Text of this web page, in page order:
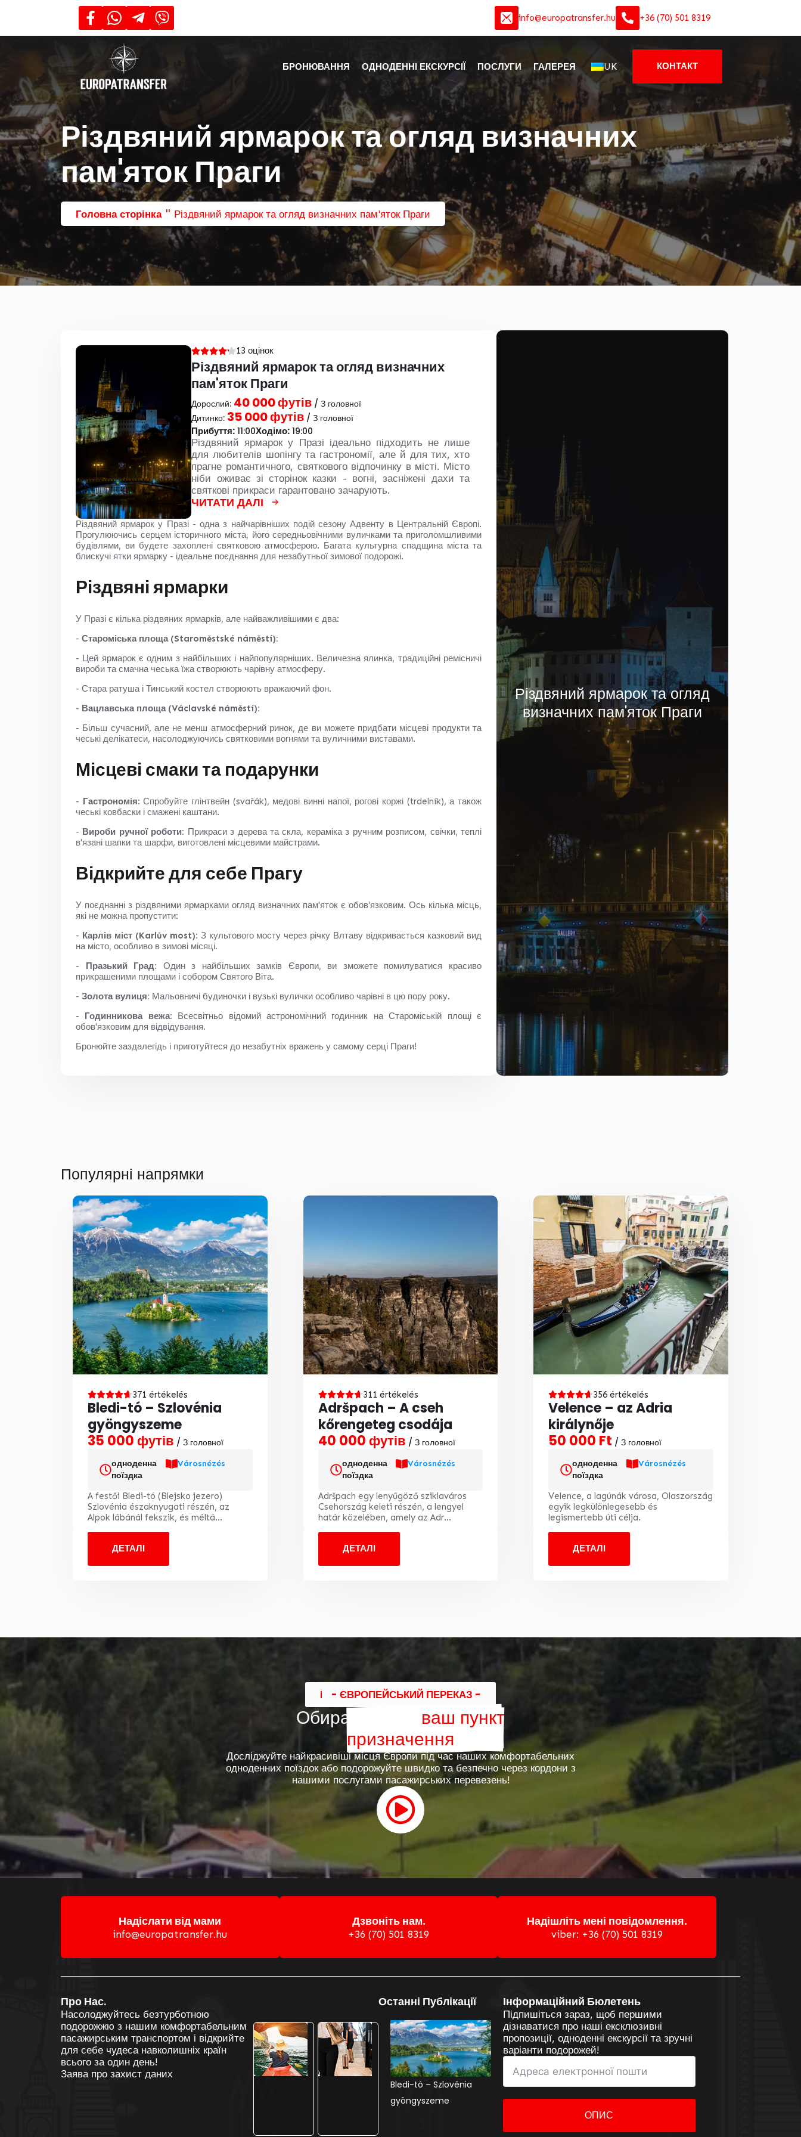
info@europatransfer.hu +36 (70) 501 8319
БРОНЮВАННЯ ОДНОДЕННІ ЕКСКУРСІЇ ПОСЛУГИ ГАЛЕРЕЯ UK КОНТАКТ
Різдвяний ярмарок та огляд визначних
пам'яток Праги
Головна сторінка" Різдвяний ярмарок та огляд визначних пам'яток Праги
13 оцінок
Різдвяний ярмарок та огляд визначних
пам'яток Праги
Дорослий: 40 000 футів / З головної
Дитинко: 35 000 футів / З головної
Прибуття: 11:00Ходімо: 19:00
Різдвяний ярмарок у Празі ідеально підходить не лише
для любителів шопінгу та гастрономії, але й для тих, хто
прагне романтичного, святкового відпочинку в місті. Місто
ніби оживає зі сторінок казки - вогні, засніжені дахи та
святкові прикраси гарантовано зачарують.
ЧИТАТИ ДАЛІ
Різдвяний ярмарок у Празі - одна з найчарівніших подій сезону Адвенту в Центральній Європі.
Прогулюючись серцем історичного міста, його середньовічними вуличками та приголомшливими
будівлями, ви будете захоплені святковою атмосферою. Багата культурна спадщина міста та
блискучі ятки ярмарку - ідеальне поєднання для незабутньої зимової подорожі.
Різдвяні ярмарки
У Празі є кілька різдвяних ярмарків, але найважливішими є два:
- Староміська площа (Staroměstské náměstí):
- Цей ярмарок є одним з найбільших і найпопулярніших. Величезна ялинка, традиційні ремісничі
вироби та смачна чеська їжа створюють чарівну атмосферу.
- Стара ратуша і Тинський костел створюють вражаючий фон.
- Вацлавська площа (Václavské náměstí):
- Більш сучасний, але не менш атмосферний ринок, де ви можете придбати місцеві продукти та
чеські делікатеси, насолоджуючись святковими вогнями та вуличними виставами.
Місцеві смаки та подарунки
- Гастрономія: Спробуйте глінтвейн (svařák), медові винні напої, рогові коржі (trdelník), а також
чеські ковбаски і смажені каштани.
- Вироби ручної роботи: Прикраси з дерева та скла, кераміка з ручним розписом, свічки, теплі
в'язані шапки та шарфи, виготовлені місцевими майстрами.
Відкрийте для себе Прагу
У поєднанні з різдвяними ярмарками огляд визначних пам'яток є обов'язковим. Ось кілька місць,
які не можна пропустити:
- Карлів міст (Karlův most): З культового мосту через річку Влтаву відкривається казковий вид
на місто, особливо в зимові місяці.
- Празький Град: Один з найбільших замків Європи, ви зможете помилуватися красиво
прикрашеними площами і собором Святого Віта.
- Золота вулиця: Мальовничі будиночки і вузькі вулички особливо чарівні в цю пору року.
- Годинникова вежа: Всесвітньо відомий астрономічний годинник на Староміській площі є
обов'язковим для відвідування.
Бронюйте заздалегідь і приготуйтеся до незабутніх вражень у самому серці Праги!
Різдвяний ярмарок та огляд
визначних пам'яток Праги
Популярні напрямки
371 értékelés
Bledi-tó – Szlovénia
gyöngyszeme
35 000 футів / З головної
одноденна
поїздка
Városnézés
A festői Bledi-tó (Blejsko jezero)
Szlovénia északnyugati részén, az
Alpok lábánál fekszik, és méltá...
ДЕТАЛІ
311 értékelés
Adršpach – A cseh
kőrengeteg csodája
40 000 футів / З головної
одноденна
поїздка
Városnézés
Adršpach egy lenyűgöző sziklaváros
Csehország keleti részén, a lengyel
határ közelében, amely az Adr...
ДЕТАЛІ
356 értékelés
Velence – az Adria
királynője
50 000 Ft / З головної
одноденна
поїздка
Városnézés
Velence, a lagúnák városa, Olaszország
egyik legkülönlegesebb és
legismertebb úti célja.
ДЕТАЛІ
- ЄВРОПЕЙСЬКИЙ ПЕРЕКАЗ -
Обирайте свій
ваш пункт
призначення
Досліджуйте найкрасивіші місця Європи під час наших комфортабельних
одноденних поїздок або подорожуйте швидко та безпечно через кордони з
нашими послугами пасажирських перевезень!
Надіслати від мами
info@europatransfer.hu
Дзвоніть нам.
+36 (70) 501 8319
Надішліть мені повідомлення.
viber: +36 (70) 501 8319
Про Нас.
Насолоджуйтесь безтурботною
подорожжю з нашим комфортабельним
пасажирським транспортом і відкрийте
для себе чудеса навколишніх країн
всього за один день!
Заява про захист даних
Останні Публікації
Adršpach – A cseh
kőrengeteg csodája
Bledi-tó – Szlovénia
gyöngyszeme
Sankt Wolfgang –
mesebeli alpesi élmény
Інформаційний Бюлетень
Підпишіться зараз, щоб першими
дізнаватися про наші ексклюзивні
пропозиції, одноденні екскурсії та зручні
варіанти подорожей!
ОПИС